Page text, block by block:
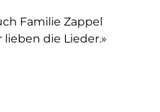
Familie Zappel
die Lieder.»